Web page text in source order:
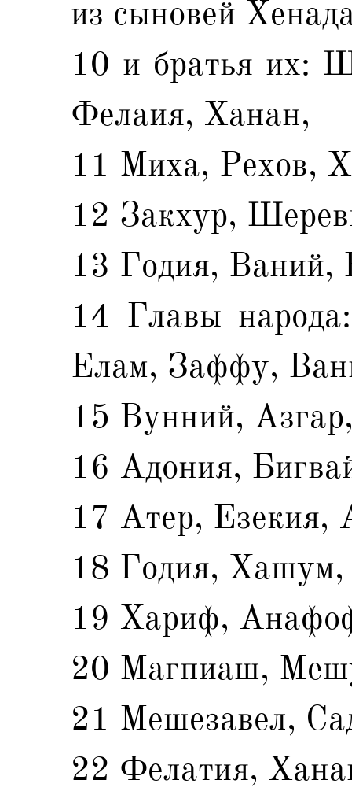
из сыновей
10 и братья их:
Фелаия, Ханан,
11 Миха, Рехов,
12 Закхур,
13 Годия, Ваний,
14 Главы
Елам, Заффу,
15 Вунний,
16 Адония,
17 Атер, Езекия,
18 Годия,
19 Хариф,
20 Магпиаш,
21 Мешезавел,
22 Фелатия,